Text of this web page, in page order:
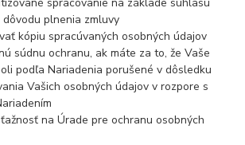
dôvodu plnenia zmluvy
kópiu spracúvaných osobných údajov
súdnu ochranu, ak máte za to, že Vaše
podľa Nariadenia porušené v dôsledku
Vašich osobných údajov v rozpore s
na Úrade pre ochranu osobných